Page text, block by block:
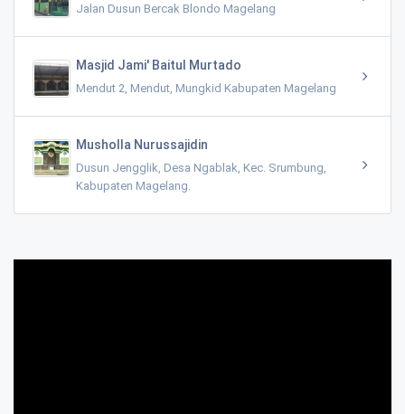
Jalan Dusun Bercak Blondo Magelang
Masjid Jami' Baitul Murtado
Mendut 2, Mendut, Mungkid Kabupaten Magelang
Musholla Nurussajidin
Dusun Jengglik, Desa Ngablak, Kec. Srumbung,
Kabupaten Magelang.